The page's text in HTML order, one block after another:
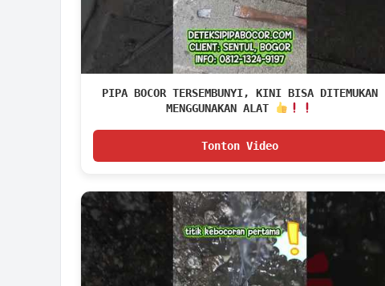
PIPA BOCOR TERSEMBUNYI, KINI BISA DITEMUKAN
MENGGUNAKAN ALAT
Tonton Video